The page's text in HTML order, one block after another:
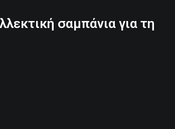
σαμπάνια για τη